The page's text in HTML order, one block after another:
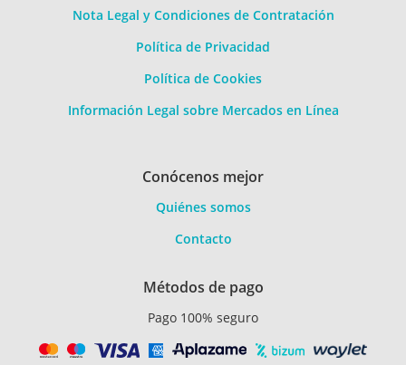
Nota Legal y Condiciones de Contratación
Política de Privacidad
Política de Cookies
Información Legal sobre Mercados en Línea
Conócenos mejor
Quiénes somos
Contacto
Métodos de pago
Pago 100% seguro